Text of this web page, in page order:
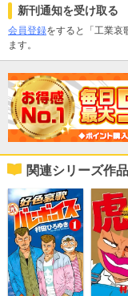
新刊通知を受け取る
会員登録をすると「工業哀
ます。
関連シリーズ作品